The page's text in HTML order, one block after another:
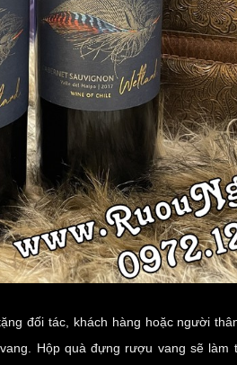
đối tác, khách hàng hoặc người
Hộp quà đựng rượu vang sẽ làm